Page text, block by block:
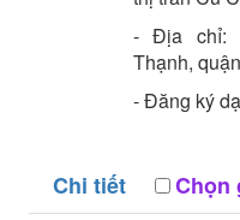
- Địa chỉ:
Thạnh,
- Đăng ký
Chi tiết Chọn